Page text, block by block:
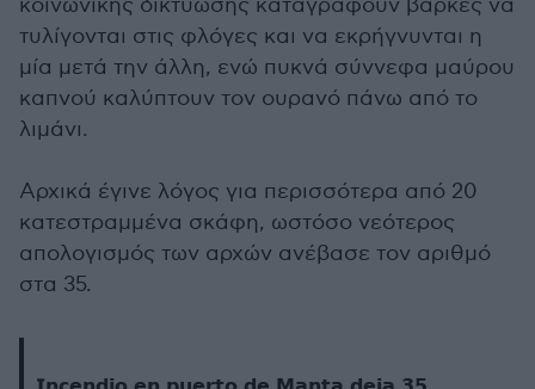
κοινωνικής δικτύωσης καταγράφουν βάρκες να
τυλίγονται στις φλόγες και να εκρήγνυνται η
μία μετά την άλλη, ενώ πυκνά σύννεφα μαύρου
καπνού καλύπτουν τον ουρανό πάνω από το
λιμάνι.
Αρχικά έγινε λόγος για περισσότερα από 20
κατεστραμμένα σκάφη, ωστόσο νεότερος
απολογισμός των αρχών ανέβασε τον αριθμό
στα 35.